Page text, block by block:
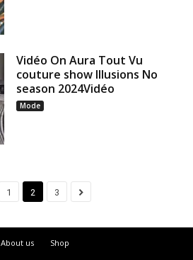
Vidéo On Aura Tout Vu
couture show Illusions No
season 2024Vidéo
Mode
1 2 3
About us
Shop